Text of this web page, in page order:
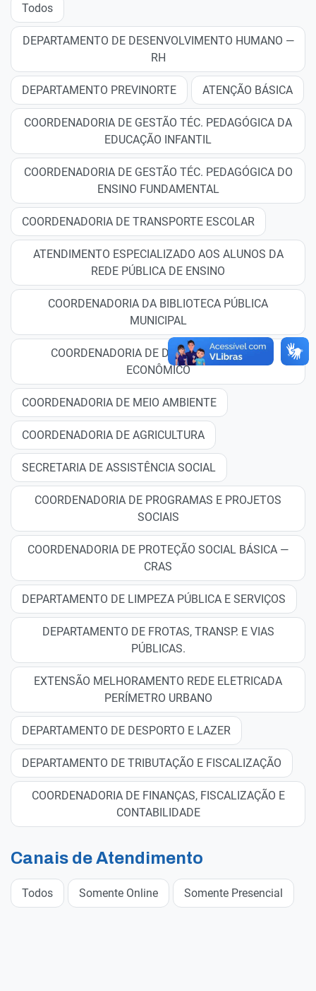
Todos
DEPARTAMENTO DE DESENVOLVIMENTO HUMANO —
RH
DEPARTAMENTO PREVINORTE ATENÇÃO BÁSICA
COORDENADORIA DE GESTÃO TÉC. PEDAGÓGICA DA
EDUCAÇÃO INFANTIL
COORDENADORIA DE GESTÃO TÉC. PEDAGÓGICA DO
ENSINO FUNDAMENTAL
COORDENADORIA DE TRANSPORTE ESCOLAR
ATENDIMENTO ESPECIALIZADO AOS ALUNOS DA
REDE PÚBLICA DE ENSINO
COORDENADORIA DA BIBLIOTECA PÚBLICA
MUNICIPAL
COORDENADORIA DE DESENVOLVIMENTO
ECONÔMICO
COORDENADORIA DE MEIO AMBIENTE
COORDENADORIA DE AGRICULTURA
SECRETARIA DE ASSISTÊNCIA SOCIAL
COORDENADORIA DE PROGRAMAS E PROJETOS
SOCIAIS
COORDENADORIA DE PROTEÇÃO SOCIAL BÁSICA —
CRAS
DEPARTAMENTO DE LIMPEZA PÚBLICA E SERVIÇOS
DEPARTAMENTO DE FROTAS, TRANSP. E VIAS
PÚBLICAS.
EXTENSÃO MELHORAMENTO REDE ELETRICADA
PERÍMETRO URBANO
DEPARTAMENTO DE DESPORTO E LAZER
DEPARTAMENTO DE TRIBUTAÇÃO E FISCALIZAÇÃO
COORDENADORIA DE FINANÇAS, FISCALIZAÇÃO E
CONTABILIDADE
Canais de Atendimento
Todos Somente Online Somente Presencial